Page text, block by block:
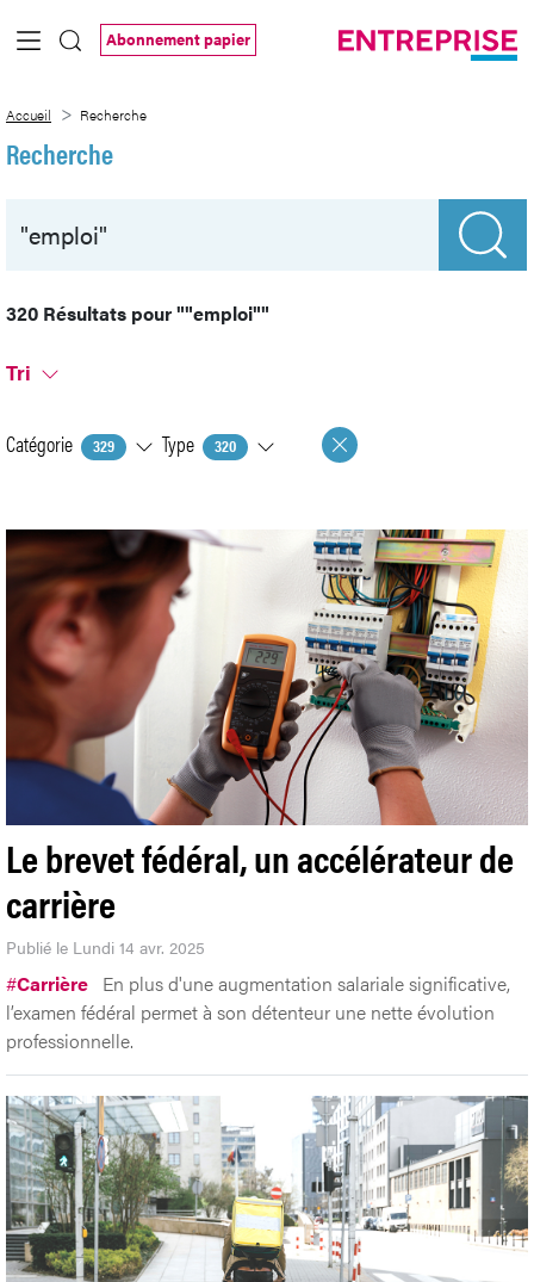
Saut au contenu principal
Abonnement papier
Accueil Recherche
Recherche
320 Résultats pour""emploi""
Tri
Catégorie 329 Type 320
Le brevet fédéral, un accélérateur de
carrière
Publié le Lundi 14 avr. 2025
#Carrière En plus d'une augmentation salariale significative,
l’examen fédéral permet à son détenteur une nette évolution
professionnelle.